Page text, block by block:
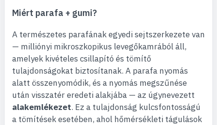
Miért parafa + gumi?
A természetes parafának egyedi sejtszerkezete van
— milliónyi mikroszkopikus levegőkamrából áll,
amelyek kivételes csillapító és tömítő
tulajdonságokat biztosítanak. A parafa nyomás
alatt összenyomódik, és a nyomás megszűnése
után visszatér eredeti alakjába — az úgynevezett
alakemlékezet. Ez a tulajdonság kulcsfontosságú
a tömítések esetében, ahol hőmérsékleti tágulások